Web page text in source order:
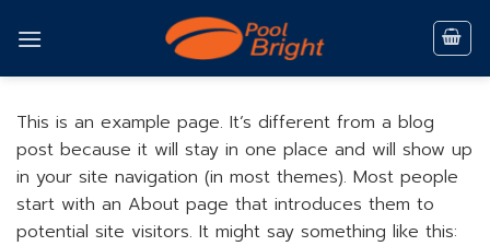
This is an example page. It’s different from a blog
post because it will stay in one place and will show up
in your site navigation (in most themes). Most people
start with an About page that introduces them to
potential site visitors. It might say something like this: